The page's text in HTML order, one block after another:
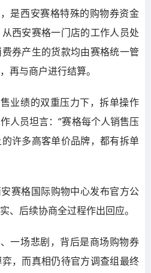
是西安赛格特殊的购物券资金
西安赛格一门店的工作人员处
券产生的货款均由赛格统一管
再与商户进行结算。
业绩的双重压力下，拆单操作
人员坦言：“赛格每个人销售压
许多高客单价品牌，都有拆单
赛格国际购物中心发布官方公
、后续协商全过程作出回应。
一场悲剧，背后是商场购物券
，而真相仍待官方调查组最终